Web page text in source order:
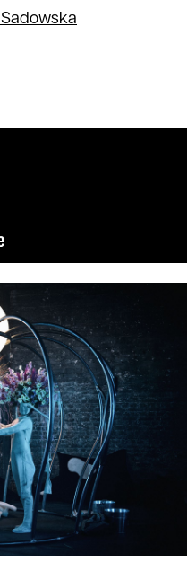
Sadowska